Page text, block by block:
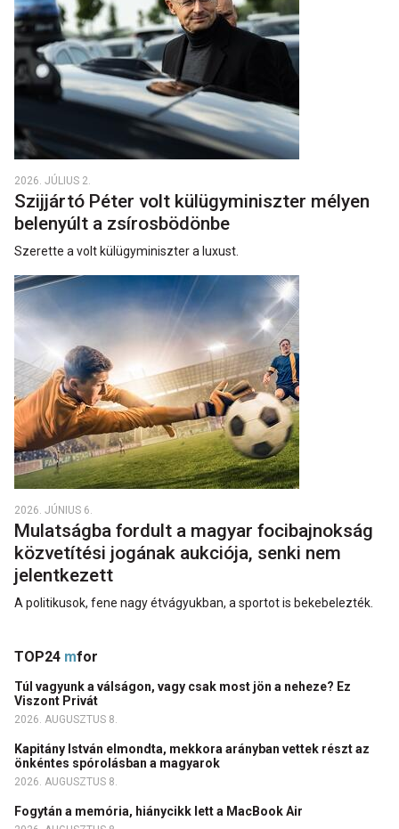
2026. JÚLIUS 2.
Szijjártó Péter volt külügyminiszter mélyen
belenyúlt a zsírosbödönbe
Szerette a volt külügyminiszter a luxust.
2026. JÚNIUS 6.
Mulatságba fordult a magyar focibajnokság
közvetítési jogának aukciója, senki nem
jelentkezett
A politikusok, fene nagy étvágyukban, a sportot is bekebelezték.
TOP24 mfor
Túl vagyunk a válságon, vagy csak most jön a neheze? Ez
Viszont Privát
2026. AUGUSZTUS 8.
Kapitány István elmondta, mekkora arányban vettek részt az
önkéntes spórolásban a magyarok
2026. AUGUSZTUS 8.
Fogytán a memória, hiánycikk lett a MacBook Air